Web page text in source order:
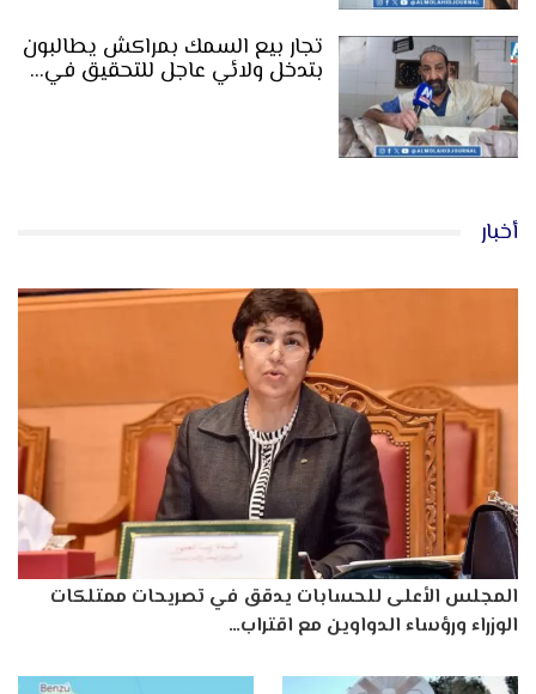
تجار بيع السمك بمراكش يطالبون
بتدخل ولائي عاجل للتحقيق في…
أخبار
المجلس الأعلى للحسابات يدقق في تصريحات ممتلكات
الوزراء ورؤساء الدواوين مع اقتراب…